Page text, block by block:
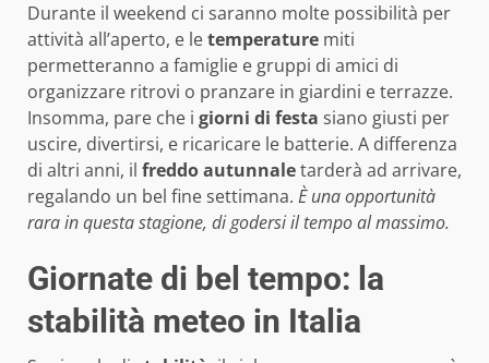
Durante il weekend ci saranno molte possibilità per
attività all’aperto, e letemperature miti
permetteranno a famiglie e gruppi di amici di
organizzare ritrovi o pranzare in giardini e terrazze.
Insomma, pare che i giorni di festa siano giusti per
uscire, divertirsi, e ricaricare le batterie. A differenza
di altri anni, il freddo autunnaletarderà ad arrivare,
regalando un bel fine settimana. È una opportunità
rara in questa stagione, di godersi il tempo al massimo.
Giornate di bel tempo: la
stabilità meteo in Italia